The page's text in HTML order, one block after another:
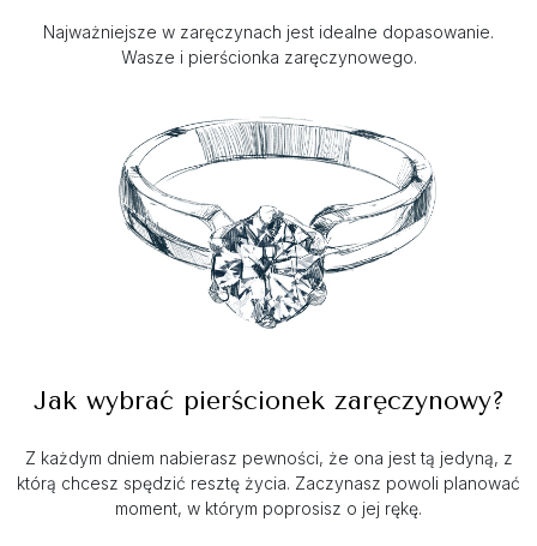
Najważniejsze w zaręczynach jest idealne dopasowanie.
Wasze i pierścionka zaręczynowego.
Jak wybrać pierścionek zaręczynowy?
Z każdym dniem nabierasz pewności, że ona jest tą jedyną, z
którą chcesz spędzić resztę życia. Zaczynasz powoli planować
moment, w którym poprosisz o jej rękę.